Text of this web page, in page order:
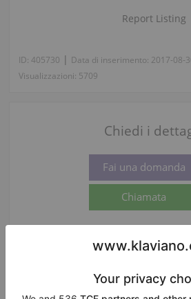
Report Listing
ID: 405730 | Data di inserimento: 2017-08-
Visualizzazioni: 5709
Chiedi i
Lingua del telefono:
Informazioni su